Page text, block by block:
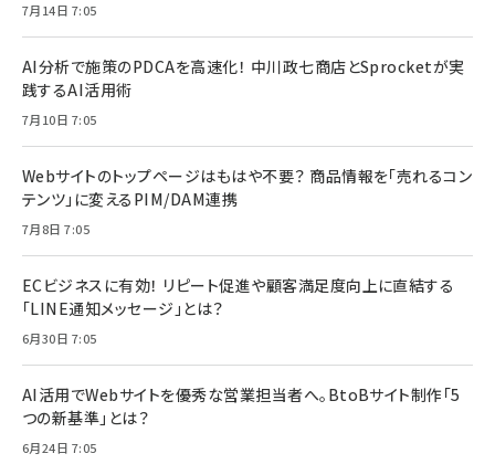
7月14日 7:05
AI分析で施策のPDCAを高速化！ 中川政七商店とSprocketが実
践するAI活用術
7月10日 7:05
Webサイトのトップページはもはや不要？ 商品情報を「売れるコン
テンツ」に変えるPIM/DAM連携
7月8日 7:05
ECビジネスに有効！ リピート促進や顧客満足度向上に直結する
「LINE通知メッセージ」とは？
6月30日 7:05
AI活用でWebサイトを優秀な営業担当者へ。BtoBサイト制作「5
つの新基準」とは？
6月24日 7:05